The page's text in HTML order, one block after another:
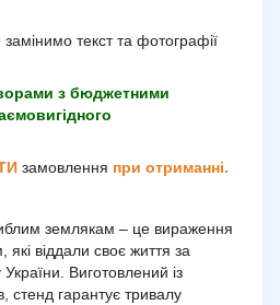
замінимо текст та фотографії
з бюджетними
замовлення при отриманні.
землякам – це вираження
віддали своє життя за
Виготовлений із
стенд гарантує тривалу